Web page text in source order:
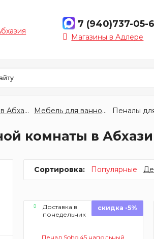
7 (940)737-05-
Магазины в Адлере
Сантехника в Абхазии Мебель для ванной комнаты
комнаты в
Сортировка: Популярные
Доставка в
понедельник
скидка -5%
Пенал Soho 45 напольный